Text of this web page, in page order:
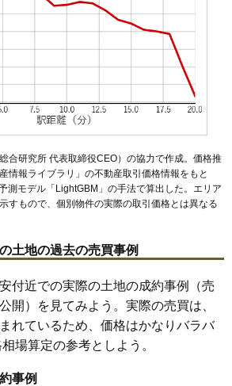
3.8万円
3.8万円 397万円
3.8万円 542万円
-12.7%
3.3万円
3.2万円 260万円 -2.9%
3.2万円 680万円 10.8%
3.0万円 218万円 -8.7%
3.0万円 389万円 -0.5%
2.9万円 428万円 0.3%
2.8万円 445万円 -3.8%
2.8万円 426万円
2.7万円
合研究所 代表取締役CEO）の協力で作成。価格推
情報ライブラリ 」の不動産取引価格情報をもと
測モデル「LightGBM」の手法で算出した。エリア
すもので、個別物件の実際の取引価格とは異なる
土地の過去の売買事例
付近での実際の土地の成約事例（売
開）を見てみよう。実際の売買は、
れているため、価格はかなりバラバ
場算定の参考としよう。
事例